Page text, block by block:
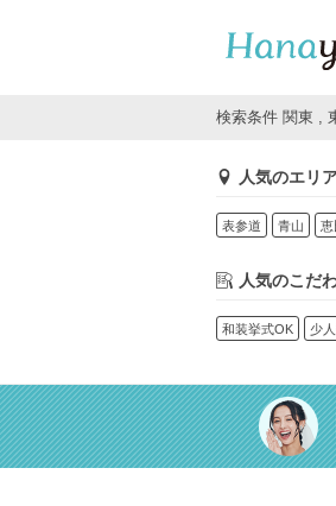
検索条件 関東 ,
人気のエリ
表参道 青山 恵
人気のこだ
和装挙式OK 少